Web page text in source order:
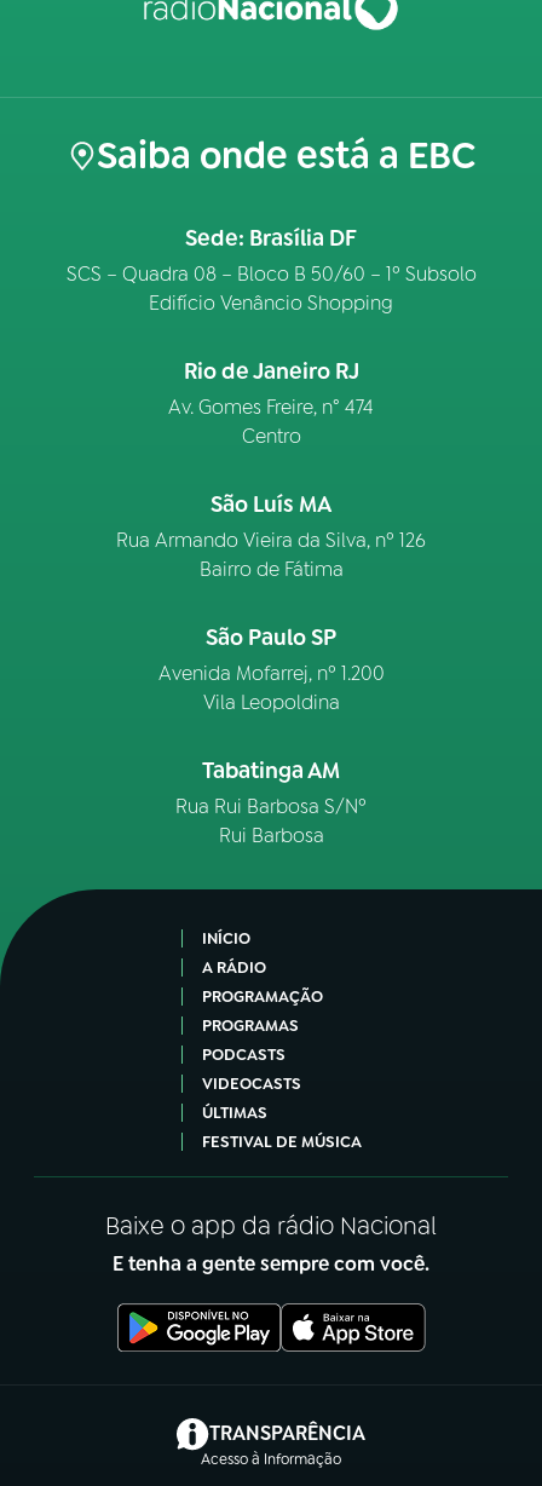
Saiba onde está a EBC
Sede: Brasília DF
SCS – Quadra 08 – Bloco B 50/60 – 1º Subsolo
Edifício Venâncio Shopping
Rio de Janeiro RJ
Av. Gomes Freire, n° 474
Centro
São Luís MA
Rua Armando Vieira da Silva, nº 126
Bairro de Fátima
São Paulo SP
Avenida Mofarrej, nº 1.200
Vila Leopoldina
Tabatinga AM
Rua Rui Barbosa S/Nº
Rui Barbosa
INÍCIO
A RÁDIO
PROGRAMAÇÃO
PROGRAMAS
PODCASTS
VIDEOCASTS
ÚLTIMAS
FESTIVAL DE MÚSICA
Baixe o app da rádio Nacional
E tenha a gente sempre com você.
TRANSPARÊNCIA
Acesso à Informação
(abre em nova aba)